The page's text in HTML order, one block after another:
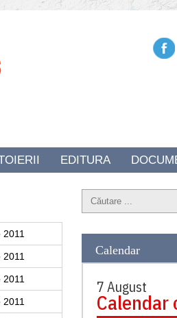
EDITURA
2011
2011
2011
2011
Calendar
7 August
Calendar